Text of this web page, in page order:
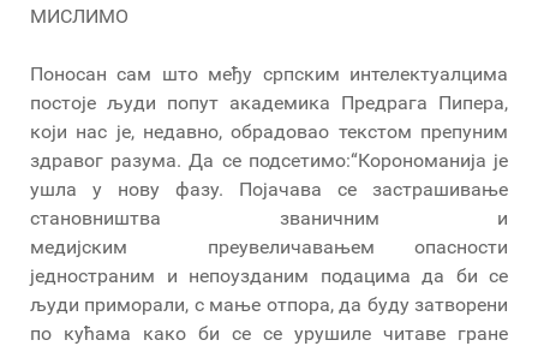
МИСЛИМО
Поносан сам што међу српским интелектуалцима
постоје људи попут академика Предрага Пипера,
који нас је, недавно, обрадовао текстом препуним
здравог разума. Да се подсетимо:“Корономанија је
ушла у нову фазу. Појачава се застрашивање
становништва званичним и
медијским преувеличавањем опасности
једностраним и непоузданим подацима да би се
људи приморали, с мање отпора, да буду затворени
по кућама како би се се урушиле читаве гране